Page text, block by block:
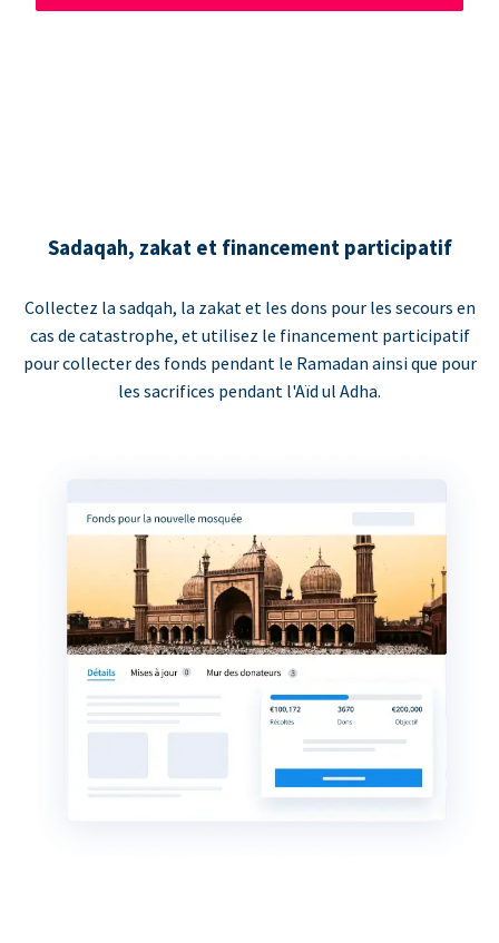
Sadaqah, zakat et financement participatif
Collectez la sadqah, la zakat et les dons pour les secours en
cas de catastrophe, et utilisez le financement participatif
pour collecter des fonds pendant le Ramadan ainsi que pour
les sacrifices pendant l'Aïd ul Adha.